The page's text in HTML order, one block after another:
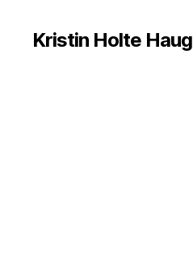
Kristin Holte Haug